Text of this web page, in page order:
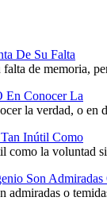
De Su Falta
de memoria,
En Conocer La
la verdad, o
Inútil Como
como la voluntad
Son Admiradas
admiradas o